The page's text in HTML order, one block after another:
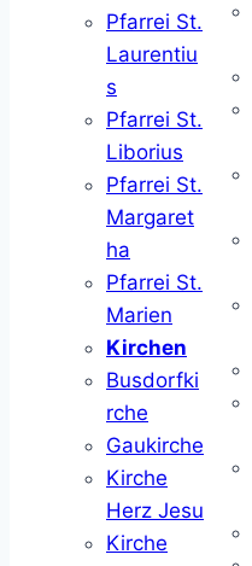
Pfarrei St.
Laurentiu
s
Pfarrei St.
Liborius
Pfarrei St.
Margaret
ha
Pfarrei St.
Marien
Kirchen
Busdorfki
rche
Gaukirche
Kirche
Herz Jesu
Kirche